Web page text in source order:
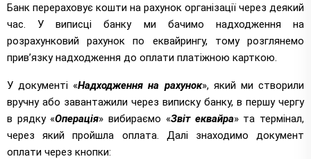
Банк перераховує кошти на рахунок організації через деякий
час. У виписці банку ми бачимо надходження на
розрахунковий рахунок по еквайрингу, тому розглянемо
прив’язку надходження до оплати платіжною карткою.
У документі «Надходження на рахунок», який ми створили
вручну або завантажили через виписку банку, в першу чергу
в рядку «Операція» вибираємо «Звіт еквайра» та термінал,
через який пройшла оплата. Далі знаходимо документ
оплати через кнопки: